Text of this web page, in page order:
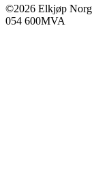
©2026 Elkjøp
054 600MVA